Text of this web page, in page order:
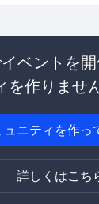
ベントを開
を作りませ
ュニティを作っ
詳しくはこち